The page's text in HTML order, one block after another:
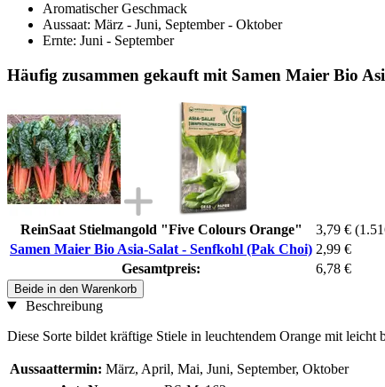
Aromatischer Geschmack
Aussaat: März - Juni, September - Oktober
Ernte: Juni - September
Häufig zusammen gekauft mit Samen Maier Bio
ReinSaat Stielmangold "Five Colours Orange" 3,79 €
Samen Maier Bio Asia-Salat - Senfkohl (Pak Choi) 2,99 €
Gesamtpreis:
6,78 €
Beide in den Warenkorb
Beschreibung
Diese Sorte bildet kräftige Stiele in leuchtendem Orange mit leicht
Aussaattermin: März, April, Mai, Juni, September, Oktober